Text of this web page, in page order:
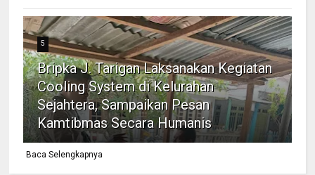
5
Bripka J. Tarigan Laksanakan Kegiatan
Cooling System di Kelurahan
Sejahtera, Sampaikan Pesan
Kamtibmas Secara Humanis
Baca Selengkapnya